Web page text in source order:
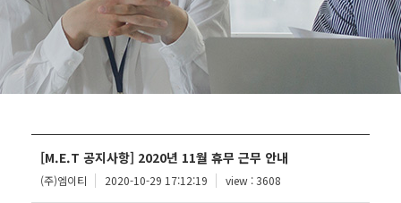
[M.E.T 공지사항] 2020년 11월 휴무 근무 안내
(주)엠이티 2020-10-29 17:12:19 view : 3608